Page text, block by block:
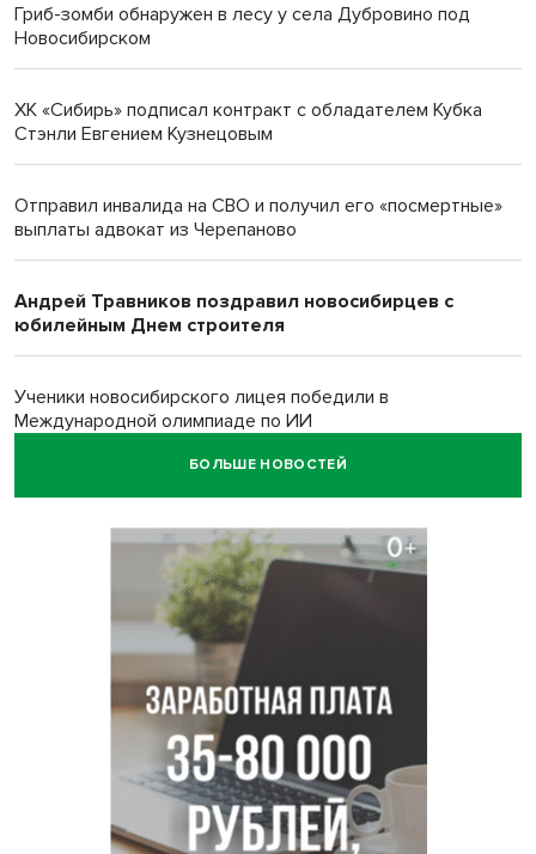
Гриб-зомби обнаружен в лесу у села Дубровино под
Новосибирском
ХК «Сибирь» подписал контракт с обладателем Кубка
Стэнли Евгением Кузнецовым
Отправил инвалида на СВО и получил его «посмертные»
выплаты адвокат из Черепаново
Андрей Травников поздравил новосибирцев с
юбилейным Днем строителя
Ученики новосибирского лицея победили в
Международной олимпиаде по ИИ
БОЛЬШЕ НОВОСТЕЙ